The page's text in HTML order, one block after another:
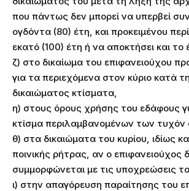
που πάντως δεν μπορεί να υπερβεί
ογδόντα (80) έτη, και προκειμένου
εκατό (100) έτη ή να αποκτήσει και το
ζ) στο δικαίωμα του επιφανειούχου
για τα περιεχόμενα στον κύριο κατά
δικαιώματος κτίσματα,
η) στους όρους χρήσης του εδάφους
κτίσμα περιλαμβανομένων των
θ) στα δικαιώματα του κυρίου, ιδίως
ποινικής ρήτρας, αν ο επιφανειούχος
συμμορφώνεται με τις υποχρεώσεις
ι) στην απαγόρευση παραίτησης του